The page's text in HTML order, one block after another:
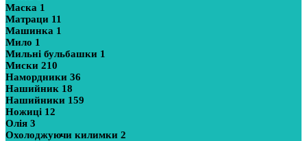
Маска 1
Матраци 11
Машинка 1
Мило 1
Мильні бульбашки 1
Миски 210
Намордники 36
Нашийник 18
Нашийники 159
Ножиці 12
Олія 3
Охолоджуючи килимки 2